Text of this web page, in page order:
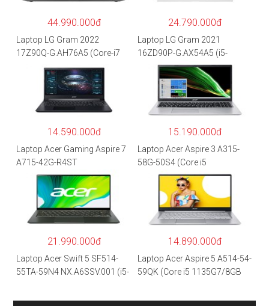
44.990.000đ
Laptop LG Gram 2022
17Z90Q-G.AH76A5 (Core-i7
1260P/16GB/512GB/17″
WQXGA/Win 11/Xám)
24.790.000đ
Laptop LG Gram 2021
16ZD90P-G.AX54A5 (i5-
1135G7/8GB RAM/512GB
SSD/16″WQXGA/Dos/Trắng)
14.590.000đ
Laptop Acer Gaming Aspire 7
A715-42G-R4ST
NH.QAYSV.004 (R5
5500U/8GB RAM/256GB
SSD/15.6″FHD IPS/GTX1650
4GB/Win10) – Hàng chính
15.190.000đ
Laptop Acer Aspire 3 A315-
58G-50S4 (Core i5
1135G7/8GB
RAM/512GB/15.6″FHD/MX35
0 2GB/Win 10/Bạc)
21.990.000đ
Laptop Acer Swift 5 SF514-
55TA-59N4 NX.A6SSV.001 (i5-
14.890.000đ
Laptop Acer Aspire 5 A514-54-
59QK (Core i5 1135G7/8GB